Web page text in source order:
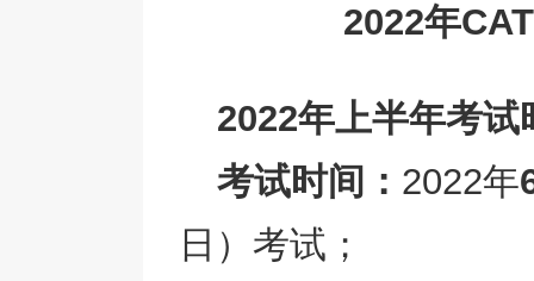
2022年
2022年上半年考
考试时间： 2022年
日）考试；